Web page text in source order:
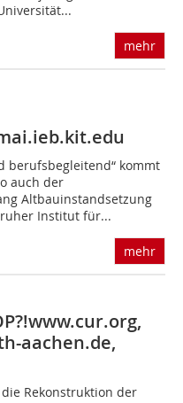
mehr
berufsbegleitend“ kommt
auch der
Altbauinstandsetzung
Institut für...
mehr
www.cur.org,
aachen.de,
Rekonstruktion der